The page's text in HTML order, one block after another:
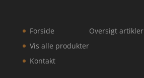
Forside
Vis alle produkter
Kontakt
Oversigt artikler